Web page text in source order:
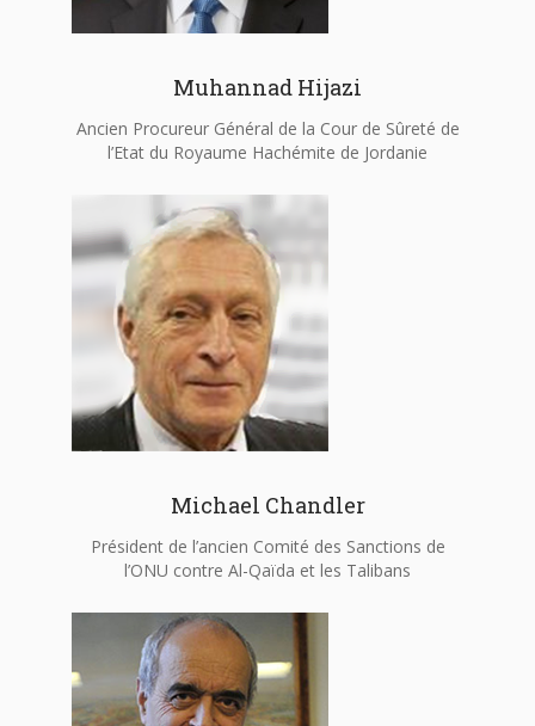
Muhannad Hijazi
Ancien Procureur Général de la Cour de Sûreté de
l’Etat du Royaume Hachémite de Jordanie
Michael Chandler
Président de l’ancien Comité des Sanctions de
l’ONU contre Al-Qaïda et les Talibans